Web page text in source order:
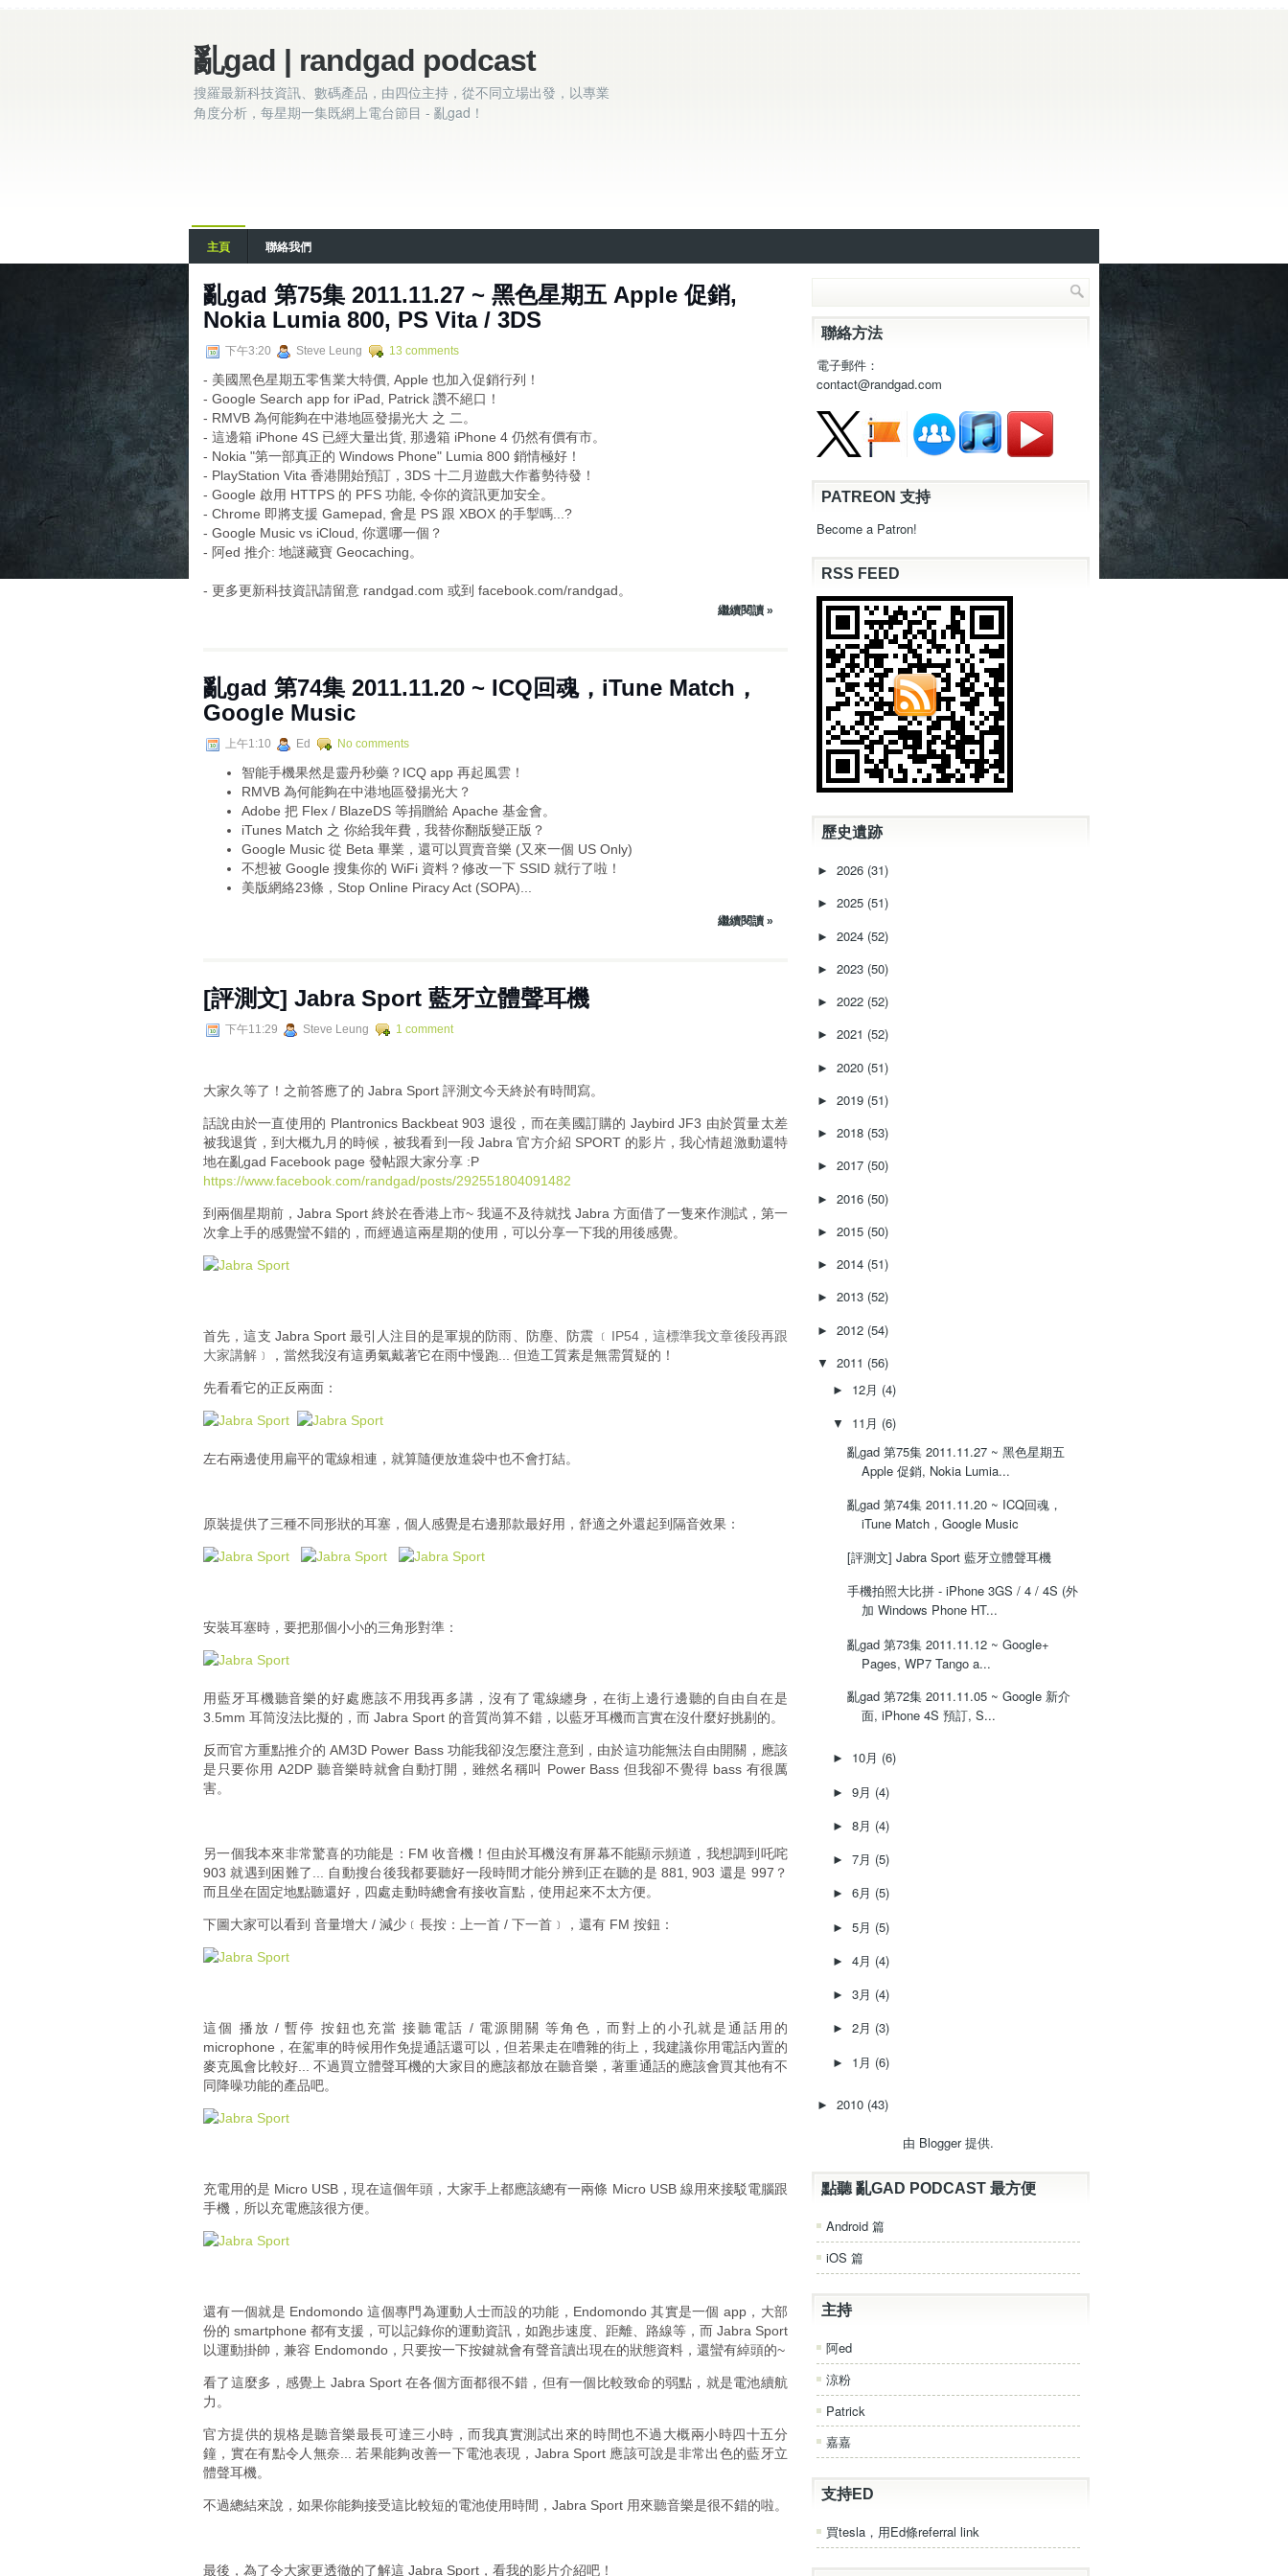
亂gad | randgad podcast
搜羅最新科技資訊、數碼產品，由四位主持，從不同立場出發，以專業
角度分析，每星期一集既網上電台節目 - 亂gad！
主頁 聯絡我們
亂gad 第75集 2011.11.27 ~ 黑色星期五 Apple 促銷,
Nokia Lumia 800, PS Vita / 3DS
下午3:20 Steve Leung 13 comments
- 美國黑色星期五零售業大特價, Apple 也加入促銷行列！
- Google Search app for iPad, Patrick 讚不絕口！
- RMVB 為何能夠在中港地區發揚光大 之 二。
- 這邊箱 iPhone 4S 已經大量出貨, 那邊箱 iPhone 4 仍然有價有市。
- Nokia "第一部真正的 Windows Phone" Lumia 800 銷情極好！
- PlayStation Vita 香港開始預訂，3DS 十二月遊戲大作蓄勢待發！
- Google 啟用 HTTPS 的 PFS 功能, 令你的資訊更加安全。
- Chrome 即將支援 Gamepad, 會是 PS 跟 XBOX 的手掣嗎...?
- Google Music vs iCloud, 你選哪一個？
- 阿ed 推介: 地謎藏寶 Geocaching。
- 更多更新科技資訊請留意 randgad.com 或到 facebook.com/randgad。
繼續閱讀 »
亂gad 第74集 2011.11.20 ~ ICQ回魂，iTune Match，
Google Music
上午1:10 Ed No comments
智能手機果然是靈丹秒藥？ICQ app 再起風雲！
RMVB 為何能夠在中港地區發揚光大？
Adobe 把 Flex / BlazeDS 等捐贈給 Apache 基金會。
iTunes Match 之 你給我年費，我替你翻版變正版？
Google Music 從 Beta 畢業，還可以買賣音樂 (又來一個 US Only)
不想被 Google 搜集你的 WiFi 資料？修改一下 SSID 就行了啦！
美版網絡23條，Stop Online Piracy Act (SOPA)...
繼續閱讀 »
[評測文] Jabra Sport 藍牙立體聲耳機
下午11:29 Steve Leung 1 comment
大家久等了！之前答應了的 Jabra Sport 評測文今天終於有時間寫。
話說由於一直使用的 Plantronics Backbeat 903 退役，而在美國訂購的 Jaybird JF3 由於質量太差
被我退貨，到大概九月的時候，被我看到一段 Jabra 官方介紹 SPORT 的影片，我心情超激動還特
地在亂gad Facebook page 發帖跟大家分享 :P
https://www.facebook.com/randgad/posts/292551804091482
到兩個星期前，Jabra Sport 終於在香港上市~ 我逼不及待就找 Jabra 方面借了一隻來作測試，第一
次拿上手的感覺蠻不錯的，而經過這兩星期的使用，可以分享一下我的用後感覺。
首先，這支 Jabra Sport 最引人注目的是軍規的防雨、防塵、防震 ﹝IP54，這標準我文章後段再跟
大家講解﹞
，當然我沒有這勇氣戴著它在雨中慢跑... 但造工質素是無需質疑的！
先看看它的正反兩面：
左右兩邊使用扁平的電線相連，就算隨便放進袋中也不會打結。
原裝提供了三種不同形狀的耳塞，個人感覺是右邊那款最好用，舒適之外還起到隔音效果：
安裝耳塞時，要把那個小小的三角形對準：
用藍牙耳機聽音樂的好處應該不用我再多講，沒有了電線纏身，在街上邊行邊聽的自由自在是
3.5mm 耳筒沒法比擬的，而 Jabra Sport 的音質尚算不錯，以藍牙耳機而言實在沒什麼好挑剔的。
反而官方重點推介的 AM3D Power Bass 功能我卻沒怎麼注意到，由於這功能無法自由開關，應該
是只要你用 A2DP 聽音樂時就會自動打開，雖然名稱叫 Power Bass 但我卻不覺得 bass 有很厲
害。
另一個我本來非常驚喜的功能是：FM 收音機！但由於耳機沒有屏幕不能顯示頻道，我想調到吒咤
903 就遇到困難了... 自動搜台後我都要聽好一段時間才能分辨到正在聽的是 881, 903 還是 997？
而且坐在固定地點聽還好，四處走動時總會有接收盲點，使用起來不太方便。
下圖大家可以看到 音量增大 / 減少﹝長按：上一首 / 下一首﹞，還有 FM 按鈕：
這個 播放 / 暫停 按鈕也充當 接聽電話 / 電源開關 等角色，而對上的小孔就是通話用的
microphone，在駕車的時候用作免提通話還可以，但若果走在嘈雜的街上，我建議你用電話內置的
麥克風會比較好... 不過買立體聲耳機的大家目的應該都放在聽音樂，著重通話的應該會買其他有不
同降噪功能的產品吧。
充電用的是 Micro USB，現在這個年頭，大家手上都應該總有一兩條 Micro USB 線用來接駁電腦跟
手機，所以充電應該很方便。
還有一個就是 Endomondo 這個專門為運動人士而設的功能，Endomondo 其實是一個 app，大部
份的 smartphone 都有支援，可以記錄你的運動資訊，如跑步速度、距離、路線等，而 Jabra Sport
以運動掛帥，兼容 Endomondo，只要按一下按鍵就會有聲音讀出現在的狀態資料，還蠻有綽頭的~
看了這麼多，感覺上 Jabra Sport 在各個方面都很不錯，但有一個比較致命的弱點，就是電池續航
力。
官方提供的規格是聽音樂最長可達三小時，而我真實測試出來的時間也不過大概兩小時四十五分
鐘，實在有點令人無奈... 若果能夠改善一下電池表現，Jabra Sport 應該可說是非常出色的藍牙立
體聲耳機。
不過總結來說，如果你能夠接受這比較短的電池使用時間，Jabra Sport 用來聽音樂是很不錯的啦。
最後，為了令大家更透徹的了解這 Jabra Sport，看我的影片介紹吧！
聯絡方法
電子郵件：
contact@randgad.com
PATREON 支持
Become a Patron!
RSS FEED
歷史遺跡
► 2026 (31)
► 2025 (51)
► 2024 (52)
► 2023 (50)
► 2022 (52)
► 2021 (52)
► 2020 (51)
► 2019 (51)
► 2018 (53)
► 2017 (50)
► 2016 (50)
► 2015 (50)
► 2014 (51)
► 2013 (52)
► 2012 (54)
▼ 2011 (56)
► 12月 (4)
▼ 11月 (6)
亂gad 第75集 2011.11.27 ~ 黑色星期五
Apple 促銷, Nokia Lumia...
亂gad 第74集 2011.11.20 ~ ICQ回魂，
iTune Match，Google Music
[評測文] Jabra Sport 藍牙立體聲耳機
手機拍照大比拼 - iPhone 3GS / 4 / 4S (外
加 Windows Phone HT...
亂gad 第73集 2011.11.12 ~ Google+
Pages, WP7 Tango a...
亂gad 第72集 2011.11.05 ~ Google 新介
面, iPhone 4S 預訂, S...
► 10月 (6)
► 9月 (4)
► 8月 (4)
► 7月 (5)
► 6月 (5)
► 5月 (5)
► 4月 (4)
► 3月 (4)
► 2月 (3)
► 1月 (6)
► 2010 (43)
由 Blogger提供.
點聽 亂GAD PODCAST 最方便
Android 篇
iOS 篇
主持
阿ed
涼粉
Patrick
嘉嘉
支持ED
買tesla，用Ed條referral link